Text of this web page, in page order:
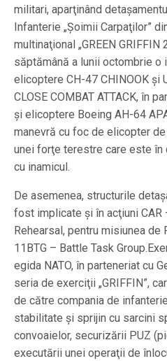
militari, aparţinând
Infanterie „Şoimii Carpaţilor”
multinaţional „GREEN
săptămână a lunii octombrie
elicoptere CH-47 CHINOOK şi
CLOSE COMBAT ATTACK, în
şi elicoptere Boeing AH-64
manevră cu foc de elicopter
unei forţe terestre care este în
cu inamicul.
De asemenea, structurile
fost implicate şi în acţiuni CAR
Rehearsal, pentru misiunea
11BTG – Battle Task
egida NATO, în parteneriat cu
seria de exerciţii „GRIFFIN”,
de către compania de
stabilitate şi sprijin cu sarcini
convoaielor, securizării PUZ
executării unei operaţii de